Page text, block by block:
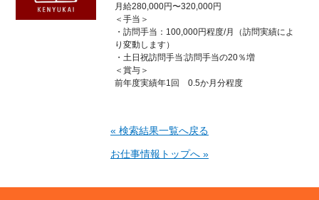
月給280,000円〜320,000円
＜手当＞
・訪問手当：100,000円程度/月（訪問実績によ
り変動します）
・土日祝訪問手当:訪問手当の20％増
＜賞与＞
前年度実績年1回 0.5か月分程度
« 検索結果一覧へ戻る
お仕事情報トップへ »